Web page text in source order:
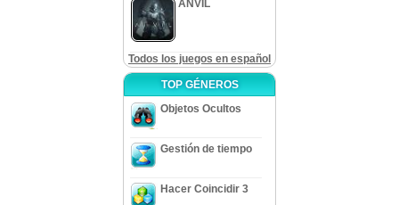
ANVIL
Todos los juegos en español
TOP GÉNEROS
Objetos Ocultos
Gestión de tiempo
Hacer Coincidir 3